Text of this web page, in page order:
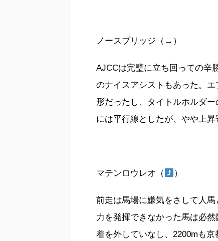
ノースブリッジ（→）
AJCCは完璧に立ち回っての辛
のナイスアシストもあった。
形だったし、タイトルホルダ
には平行線としたが、やや上昇
マテンロウレオ（ ）
前走は馬場に嫌気をさして人
力を発揮できなかった馬は必
着を外していなし、2200mも京